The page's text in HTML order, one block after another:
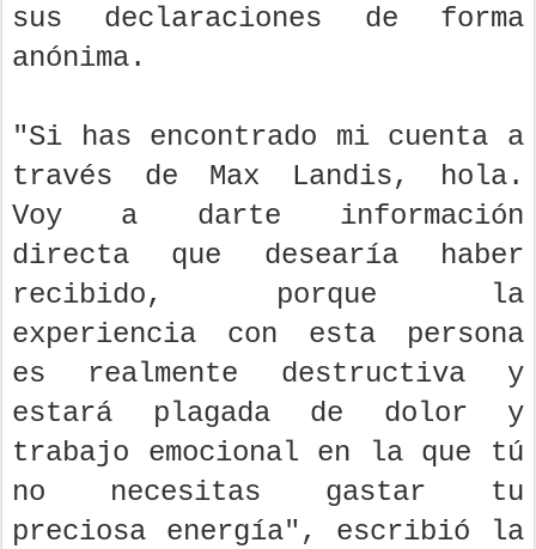
sus declaraciones de forma
anónima.
"Si has encontrado mi cuenta a
través de Max Landis, hola.
Voy a darte información
directa que desearía haber
recibido, porque la
experiencia con esta persona
es realmente destructiva y
estará plagada de dolor y
trabajo emocional en la que tú
no necesitas gastar tu
preciosa energía", escribió la